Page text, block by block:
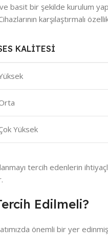
basit bir şekilde kurulum
karşılaştırmalı
KALITESI
Yüksek
tercih edenlerin
Edilmeli?
önemli bir yer